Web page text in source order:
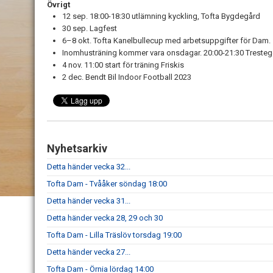
Övrigt
12 sep. 18:00-18:30 utlämning kyckling, Tofta Bygdegård
30 sep. Lagfest
6–8 okt. Tofta Kanelbullecup med arbetsuppgifter för Dam.
Inomhusträning kommer vara onsdagar. 20:00-21:30
4 nov. 11:00 start för träning Friskis
2 dec. Bendt Bil Indoor Football 2023
Nyhetsarkiv
Detta händer vecka 32...
Tofta Dam - Tvååker söndag 18:00
Detta händer vecka 31...
Detta händer vecka 28, 29 och 30
Tofta Dam - Lilla Träslöv torsdag 19:00
Detta händer vecka 27...
Tofta Dam - Örnia lördag 14:00